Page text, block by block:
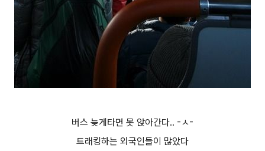
버스 늦게타면 못 앉아간다.. -ㅅ-
트래킹하는 외국인들이 많았다